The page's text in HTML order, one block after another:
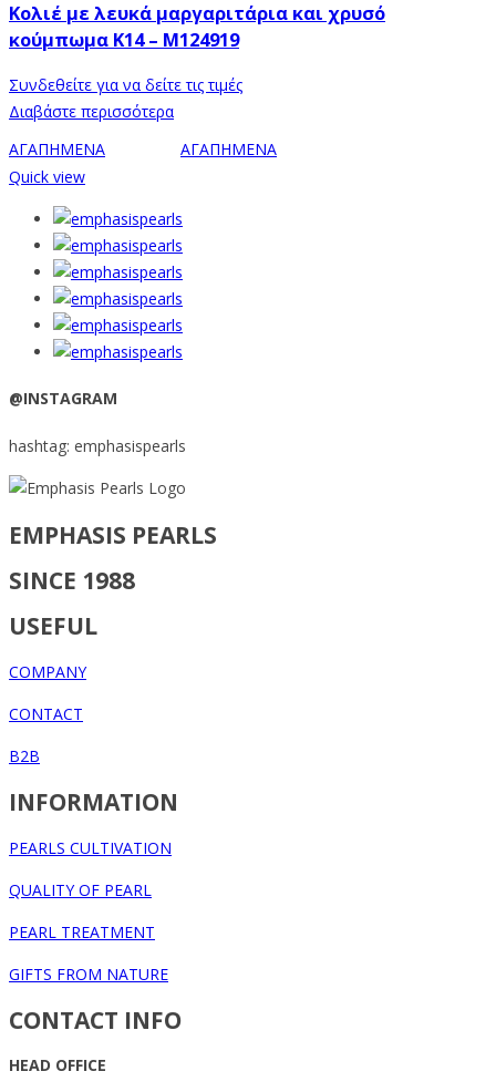
Κολιέ με λευκά μαργαριτάρια και χρυσό
κούμπωμα K14 – M124919
Συνδεθείτε για να δείτε τις τιμές
Διαβάστε περισσότερα
ΑΓΑΠΗΜΕΝΑ
ΑΓΑΠΗΜΕΝΑ
Quick view
@INSTAGRAM
hashtag: emphasispearls
EMPHASIS PEARLS
SINCE 1988
USEFUL
COMPANY
CONTACT
B2B
INFORMATION
PEARLS CULTIVATION
QUALITY OF PEARL
PEARL TREATMENT
GIFTS FROM NATURE
CONTACT INFO
HEAD OFFICE